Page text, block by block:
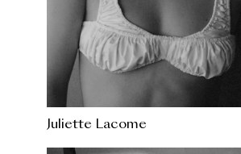
Juliette Lacome